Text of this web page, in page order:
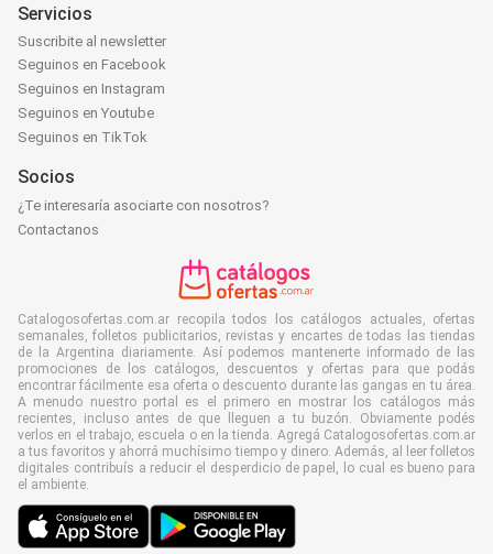
Servicios
Suscribite al newsletter
Seguinos en Facebook
Seguinos en Instagram
Seguinos en Youtube
Seguinos en TikTok
Socios
¿Te interesaría asociarte con nosotros?
Contactanos
Catalogosofertas.com.ar recopila todos los catálogos actuales, ofertas
semanales, folletos publicitarios, revistas y encartes de todas las tiendas
de la Argentina diariamente. Así podemos mantenerte informado de las
promociones de los catálogos, descuentos y ofertas para que podás
encontrar fácilmente esa oferta o descuento durante las gangas en tu área.
A menudo nuestro portal es el primero en mostrar los catálogos más
recientes, incluso antes de que lleguen a tu buzón. Obviamente podés
verlos en el trabajo, escuela o en la tienda. Agregá Catalogosofertas.com.ar
a tus favoritos y ahorrá muchísimo tiempo y dinero. Además, al leer folletos
digitales contribuís a reducir el desperdicio de papel, lo cual es bueno para
el ambiente.